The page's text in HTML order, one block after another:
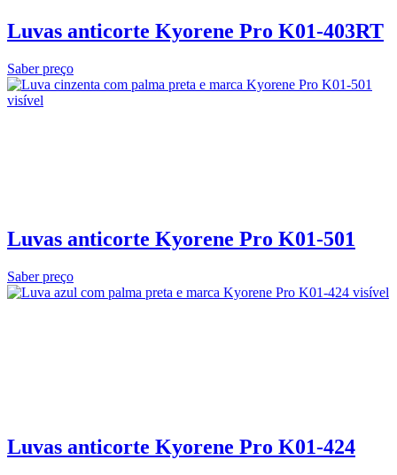
Luvas anticorte Kyorene Pro K01-403RT
Saber preço
Luvas anticorte Kyorene Pro K01-501
Saber preço
Luvas anticorte Kyorene Pro K01-424